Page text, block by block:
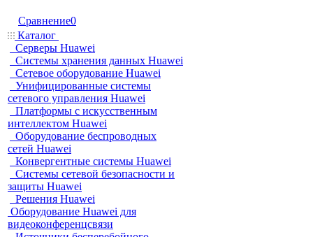
Сравнение0
Каталог
Серверы Huawei
Системы хранения данных Huawei
Сетевое оборудование Huawei
Унифицированные системы
сетевого управления Huawei
Платформы с искусственным
интеллектом Huawei
Оборудование беспроводных
сетей Huawei
Конвергентные системы Huawei
Системы сетевой безопасности и
защиты Huawei
Решения Huawei
Оборудование Huawei для
видеоконференцсвязи